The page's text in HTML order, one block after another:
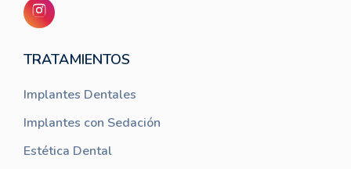
TRATAMIENTOS
Implantes Dentales
Implantes con Sedación
Estética Dental